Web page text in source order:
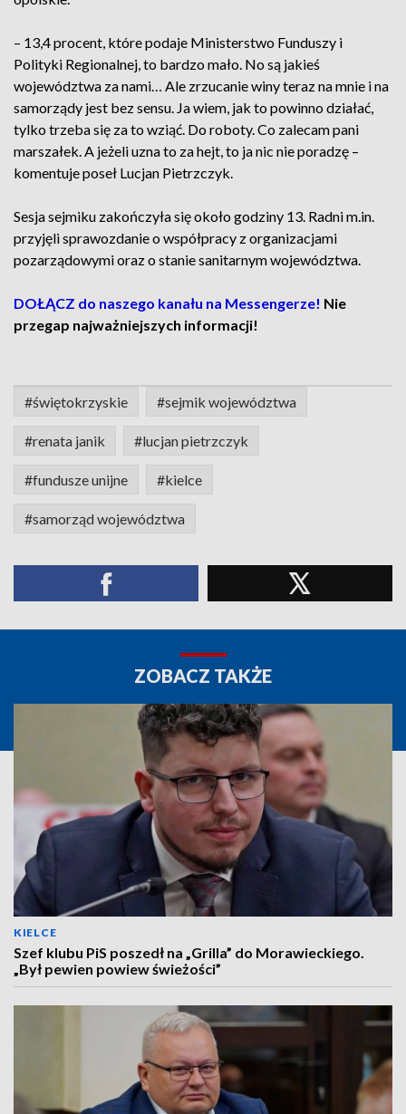
– 13,4 procent, które podaje Ministerstwo Funduszy i
Polityki Regionalnej, to bardzo mało. No są jakieś
województwa za nami… Ale zrzucanie winy teraz na mnie i na
samorządy jest bez sensu. Ja wiem, jak to powinno działać,
tylko trzeba się za to wziąć. Do roboty. Co zalecam pani
marszałek. A jeżeli uzna to za hejt, to ja nic nie poradzę –
komentuje poseł Lucjan Pietrzczyk.
Sesja sejmiku zakończyła się około godziny 13. Radni m.in.
przyjęli sprawozdanie o współpracy z organizacjami
pozarządowymi oraz o stanie sanitarnym województwa.
DOŁĄCZ do naszego kanału na Messengerze! Nie
przegap najważniejszych informacji!
#świętokrzyskie #sejmik województwa
#renata janik #lucjan pietrzczyk
#fundusze unijne #kielce
#samorząd województwa
ZOBACZ TAKŻE
KIELCE
Szef klubu PiS poszedł na „Grilla” do Morawieckiego.
„Był pewien powiew świeżości”